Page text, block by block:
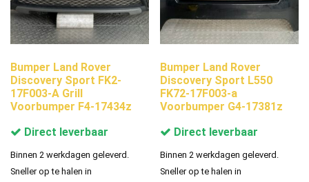
Bumper Land Rover
Discovery Sport FK2-
17F003-A Grill
Voorbumper F4-17434z
Direct leverbaar
Binnen 2 werkdagen geleverd.
Sneller op te halen in
Bumper Land Rover
Discovery Sport L550
FK72-17F003-a
Voorbumper G4-17381z
Direct leverbaar
Binnen 2 werkdagen geleverd.
Sneller op te halen in